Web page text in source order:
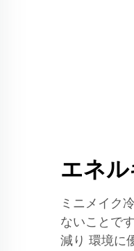
エネ
ミニメイク
ないことで
減り 環境に